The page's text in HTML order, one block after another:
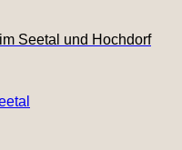
Seetal und Hochdorf